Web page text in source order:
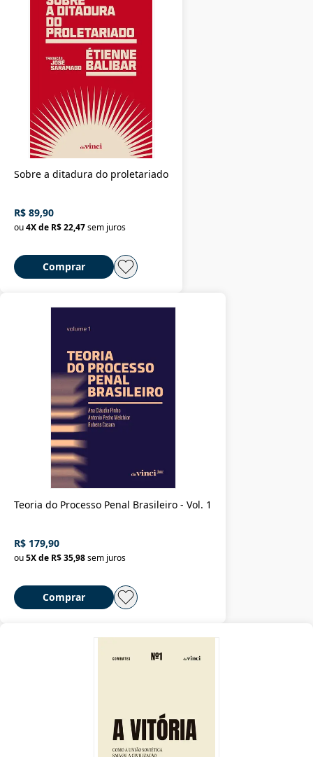
Sobre a ditadura do proletariado
R$ 89,90
ou4X de R$ 22,47sem juros
Comprar
Teoria do Processo Penal Brasileiro - Vol. 1
R$ 179,90
ou5X de R$ 35,98sem juros
Comprar